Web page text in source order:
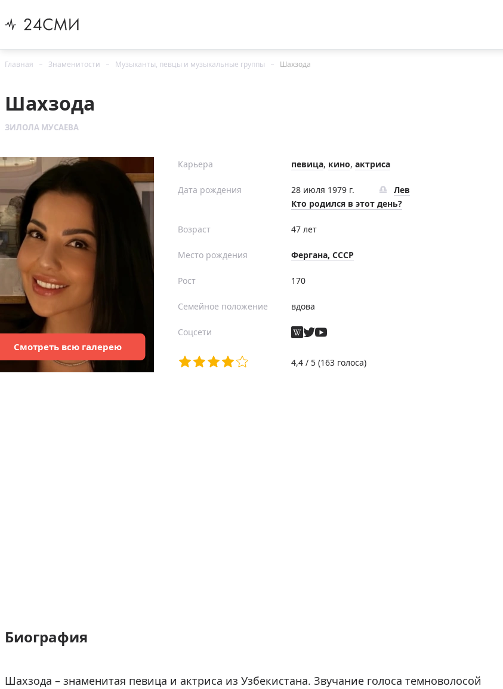
Главная Знаменитости Музыканты, певцы и музыкальные группы Шахзода
Шахзода
ЗИЛОЛА МУСАЕВА
Смотреть всюгалерею
Карьера певица, кино, актриса
Дата рождения 28 июля 1979 г.
Лев
Кто родился в этот день?
Возраст 47 лет
Место рождения Фергана, СССР
Рост 170
Семейное положение вдова
Соцсети
4,4 / 5 (163 голоса)
Биография
Шахзода – знаменитая певица и актриса из Узбекистана. Звучание голоса темноволосой